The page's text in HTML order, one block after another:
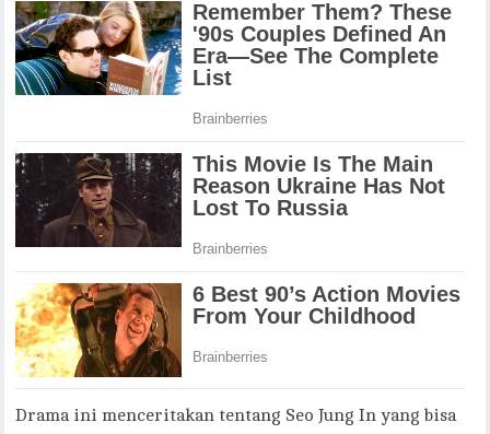
Drama ini menceritakan tentang Seo Jung In yang bisa